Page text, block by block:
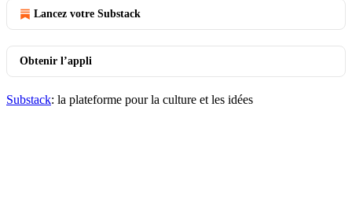
Lancez votre Substack
Obtenir l’appli
Substack: la plateforme pour la culture et les idées